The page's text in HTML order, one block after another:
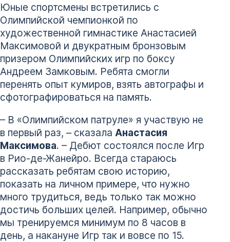
Юные спортсмены встретились с
Олимпийской чемпионкой по
художественной гимнастике Анастасией
Максимовой и двукратным бронзовым
призером Олимпийских игр по боксу
Андреем Замковым. Ребята смогли
перенять опыт кумиров, взять автографы и
сфотографироваться на память.
– В «Олимпийском патруле» я участвую не
в первый раз, – сказала Анастасия
Максимова. – Дебют состоялся после Игр
в Рио-де-Жанейро. Всегда стараюсь
рассказать ребятам свою историю,
показать на личном примере, что нужно
много трудиться, ведь только так можно
достичь больших целей. Например, обычно
мы тренируемся минимум по 8 часов в
день, а накануне Игр так и вовсе по 15.